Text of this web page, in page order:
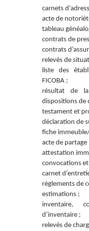
carnets
acte de
tableau
contrats de
contrats
relevés de
liste des
FICOBA ;
résultat de
dispositions de
testament et
déclaration de
fiche
acte de partage
attestation
convocations et
carnet
règlements de
estimations ;
inventaire,
d’inventaire ;
relevés de